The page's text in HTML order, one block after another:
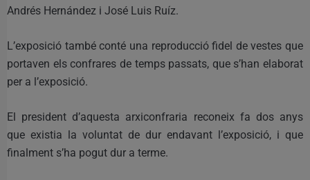
Andrés Hernández i José Luis Ruíz.
L’exposició també conté una reproducció fidel de vestes que
portaven els confrares de temps passats, que s’han elaborat
per a l’exposició.
El president d’aquesta arxiconfraria reconeix fa dos anys
que existia la voluntat de dur endavant l’exposició, i que
finalment s’ha pogut dur a terme.